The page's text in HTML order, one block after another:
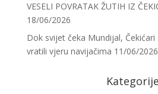
VESELI POVRATAK ŽUTIH IZ
18/06/2026
Dok svijet čeka Mundijal, Čekićari
vratili vjeru navijačima 11/06/2026
Kategorije